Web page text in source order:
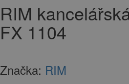
RIM
FX 1104
Značka: RIM